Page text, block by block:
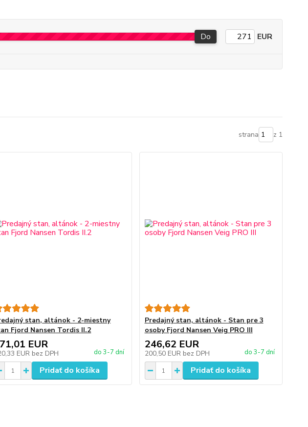
Do EUR
strana z 1
stan, altánok - 2-miestny
Fjord Nansen Tordis II.2
EUR
EUR bez DPH do 3-7 dní
Pridať do košíka
Predajný stan, altánok - Stan pre 3
osoby Fjord Nansen Veig PRO III
246,62 EUR
200,50 EUR bez DPH do 3-7 dní
Pridať do košíka